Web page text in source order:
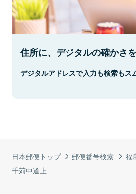
日本郵便トップ 郵便番号検索 福
千苅中道上
住所に、デジタルの確かさを
デジタルアドレスで入力も検索もス